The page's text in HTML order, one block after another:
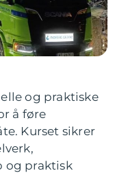
og praktiske
å føre
Kurset sikrer
og praktisk